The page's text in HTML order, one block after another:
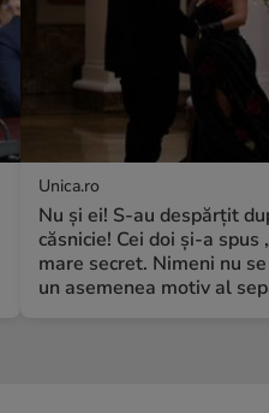
Unica.ro
Nu și ei! S-au despărțit
căsnicie! Cei doi și-a spus
mare secret. Nimeni nu
un asemenea motiv al